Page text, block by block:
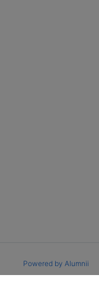
Powered by Alumnii